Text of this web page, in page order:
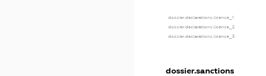
dossier.declarations.license_1
dossier.declarations.license_2
dossier.declarations.license_3
dossier.sanctions